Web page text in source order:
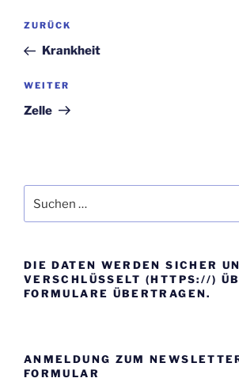
Beitragsnavigation
Vorheriger
Beitrag
ZURÜCK
Krankheit
Nächster
Beitrag
WEITER
Zelle
nach:
DIE DATEN WERDEN SICHER
VERSCHLÜSSELT (HTTPS://)
FORMULARE ÜBERTRAGEN.
ANMELDUNG ZUM
FORMULAR